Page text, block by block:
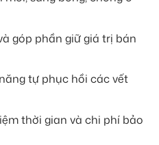
góp phần giữ giá trị bán
tự phục hồi các vết
thời gian và chi phí bảo